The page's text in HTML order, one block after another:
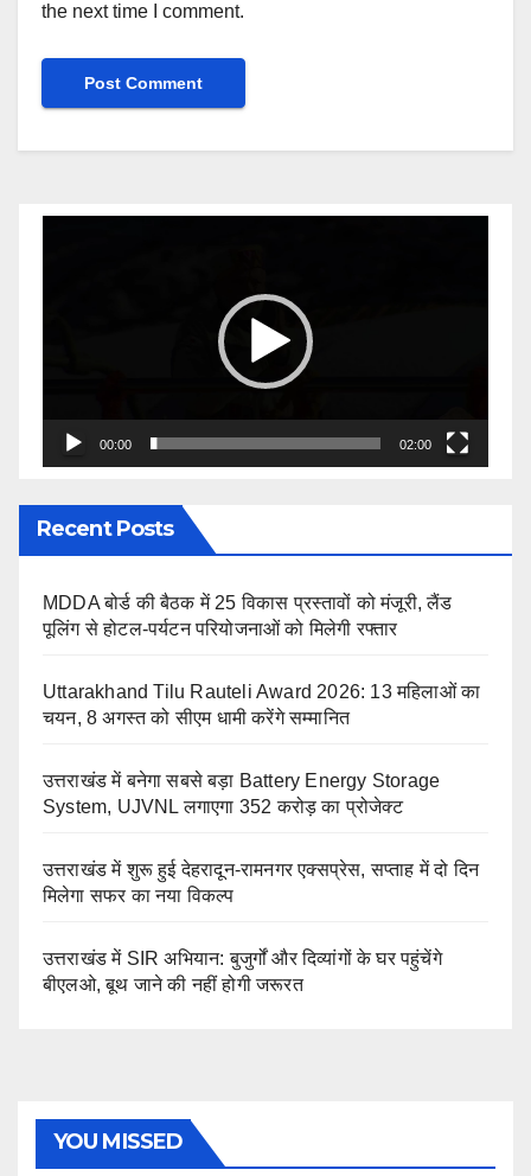
the next time I comment.
00:00 02:00
Recent Posts
MDDA बोर्ड की बैठक में 25 विकास प्रस्तावों को मंजूरी, लैंड
पूलिंग से होटल-पर्यटन परियोजनाओं को मिलेगी रफ्तार
Uttarakhand Tilu Rauteli Award 2026: 13 महिलाओं का
चयन, 8 अगस्त को सीएम धामी करेंगे सम्मानित
उत्तराखंड में बनेगा सबसे बड़ा Battery Energy Storage
System, UJVNL लगाएगा 352 करोड़ का प्रोजेक्ट
उत्तराखंड में शुरू हुई देहरादून-रामनगर एक्सप्रेस, सप्ताह में दो दिन
मिलेगा सफर का नया विकल्प
उत्तराखंड में SIR अभियान: बुजुर्गों और दिव्यांगों के घर पहुंचेंगे
बीएलओ, बूथ जाने की नहीं होगी जरूरत
YOU MISSED